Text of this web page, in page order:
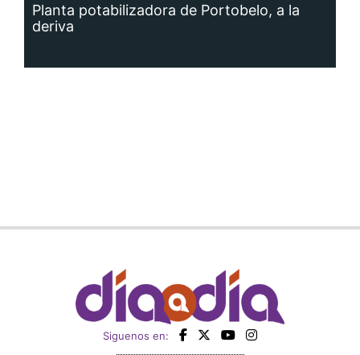
Planta potabilizadora de Portobelo, a la
deriva
Siguenos en: